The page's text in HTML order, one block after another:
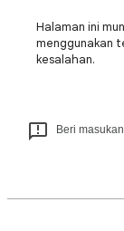
Halaman ini
menggunakan
kesalahan.
Beri